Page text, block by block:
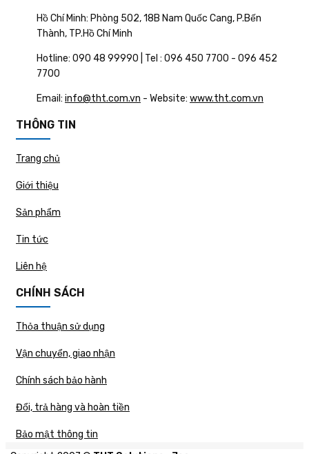
Hồ Chí Minh: Phòng 502, 18B Nam Quốc Cang, P.Bến
Thành, TP.Hồ Chí Minh
Hotline: 090 48 99990 | Tel : 096 450 7700 - 096 452
7700
Email: info@tht.com.vn - Website: www.tht.com.vn
THÔNG TIN
Trang chủ
Giới thiệu
Sản phẩm
Tin tức
Liên hệ
CHÍNH SÁCH
Thỏa thuận sử dụng
Vận chuyển, giao nhận
Chính sách bảo hành
Đổi, trả hàng và hoàn tiền
Bảo mật thông tin